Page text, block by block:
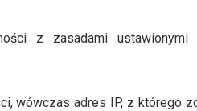
z zasadami ustawionymi
wówczas adres IP, z którego